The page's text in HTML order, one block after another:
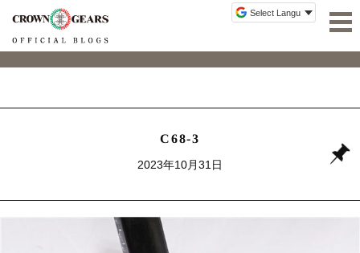
C68-3
2023年10月31日